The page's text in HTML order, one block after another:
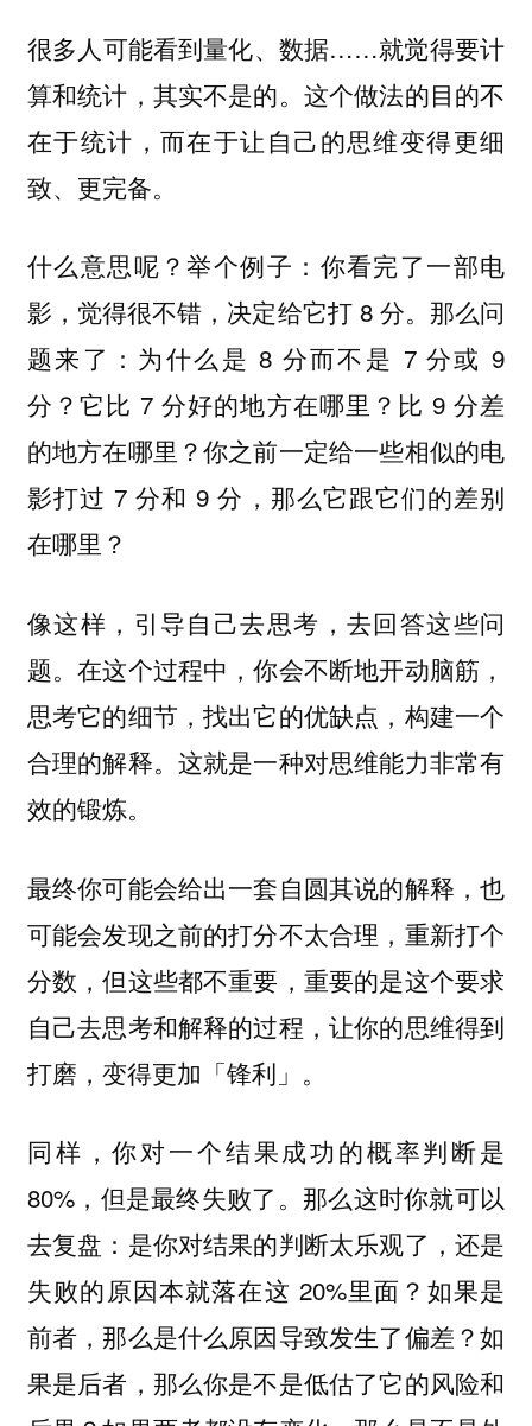
很多人可能看到量化、数据……就觉得要计
算和统计，其实不是的。这个做法的目的不
在于统计，而在于让自己的思维变得更细
致、更完备。
什么意思呢？举个例子：你看完了一部电
影，觉得很不错，决定给它打 8 分。那么问
题来了：为什么是 8 分而不是 7 分或 9
分？它比 7 分好的地方在哪里？比 9 分差
的地方在哪里？你之前一定给一些相似的电
影打过 7 分和 9 分，那么它跟它们的差别
在哪里？
像这样，引导自己去思考，去回答这些问
题。在这个过程中，你会不断地开动脑筋，
思考它的细节，找出它的优缺点，构建一个
合理的解释。这就是一种对思维能力非常有
效的锻炼。
最终你可能会给出一套自圆其说的解释，也
可能会发现之前的打分不太合理，重新打个
分数，但这些都不重要，重要的是这个要求
自己去思考和解释的过程，让你的思维得到
打磨，变得更加「锋利」。
同样，你对一个结果成功的概率判断是
80%，但是最终失败了。那么这时你就可以
去复盘：是你对结果的判断太乐观了，还是
失败的原因本就落在这 20%里面？如果是
前者，那么是什么原因导致发生了偏差？如
果是后者，那么你是不是低估了它的风险和